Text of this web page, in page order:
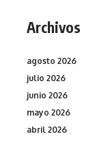
Archivos
agosto 2026
julio 2026
junio 2026
mayo 2026
abril 2026